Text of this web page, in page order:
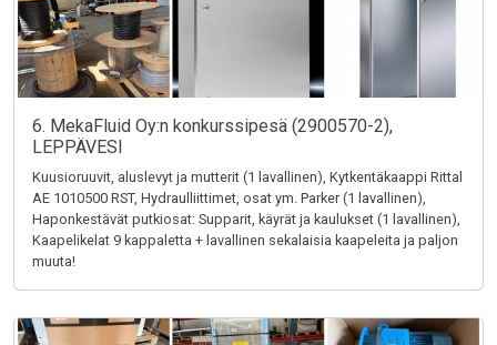
6. MekaFluid Oy:n konkurssipesä (2900570-2),
LEPPÄVESI
Kuusioruuvit, aluslevyt ja mutterit (1 lavallinen), Kytkentäkaappi Rittal
AE 1010500 RST, Hydraulliittimet, osat ym. Parker (1 lavallinen),
Haponkestävät putkiosat: Supparit, käyrät ja kaulukset (1 lavallinen),
Kaapelikelat 9 kappaletta + lavallinen sekalaisia kaapeleita ja paljon
muuta!